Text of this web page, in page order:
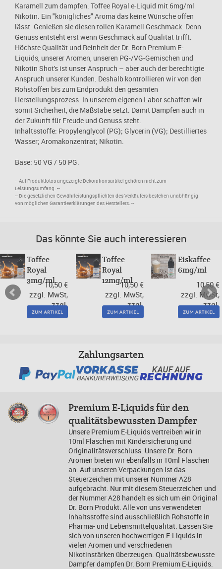
Karamell zum dampfen. Toffee Royal e-Liquid mit 6mg/ml
Nikotin. Ein "königliches" Aroma das keine Wünsche offen
lässt. Genießen sie diesen tollen Karamell Geschmack. Denn
Genuss entsteht erst wenn Geschmack auf Qualität trifft.
Höchste Qualität und Reinheit der Dr. Born Premium E-
Liquids, unserer Aromen, unseren PG-/VG-Gemischen und
Nikotin Shot's ist unser Anspruch – aber auch der berechtigte
Anspruch unserer Kunden. Deshalb kontrollieren wir von den
Rohstoffen bis zum Endprodukt den gesamten
Herstellungsprozess. In unserem eigenen Labor schaffen wir
somit Sicherheit, die Maßstäbe setzt. Damit Dampfen auch in
der Zukunft für Freude und Genuss steht.
Inhaltsstoffe: Propylenglycol (PG); Glycerin (VG); Destilliertes
Wasser; Aromakonzentrat; Nikotin.
Base: 50 VG / 50 PG.
-- Auf Produktfotos angezeigte Dekorationsartikel gehören nicht zum
Leistungsumfang. --
-- Die gesetzlichen Gewährleistungspflichten des Verkäufers bestehen unabhängig
von möglichen Garantieerklärungen des Herstellers. --
Das könnte Sie auch interessieren
Toffee
Royal
3mg/ml10,50 €
zzgl. MwSt,
zzgl.
Versand
Toffee
Royal
12mg/ml10,50 €
zzgl. MwSt,
zzgl.
Versand
Eiskaffee
6mg/ml
10,50 €
zzgl. MwSt,
zzgl.
Versand
Zahlungsarten
Premium E-Liquids für den
qualitätsbewussten Dampfer
Unsere Premium E-Liquids vertreiben wir in
10ml Flaschen mit Kindersicherung und
Originalitätsverschluss. Unsere Dr. Born
Aromen bieten wir ebenfalls in 10ml Flaschen
an. Auf unseren Verpackungen ist das
Steuerzeichen mit unserer Nummer A28
aufgebracht. Nur mit diesem Steuerzeichen und
der Nummer A28 handelt es sich um ein Original
Dr. Born Produkt. Alle von uns verwendeten
Inhaltsstoffe sind ausschließlich Rohstoffe in
Pharma- und Lebensmittelqualität. Lassen Sie
sich von unseren hochwertigen E-Liquids in
vielen Aromen und verschiedenen
Nikotinstärken überzeugen. Qualitätsbewusste
Dampfer dampfen Dr. Born Premium E-Liquids.